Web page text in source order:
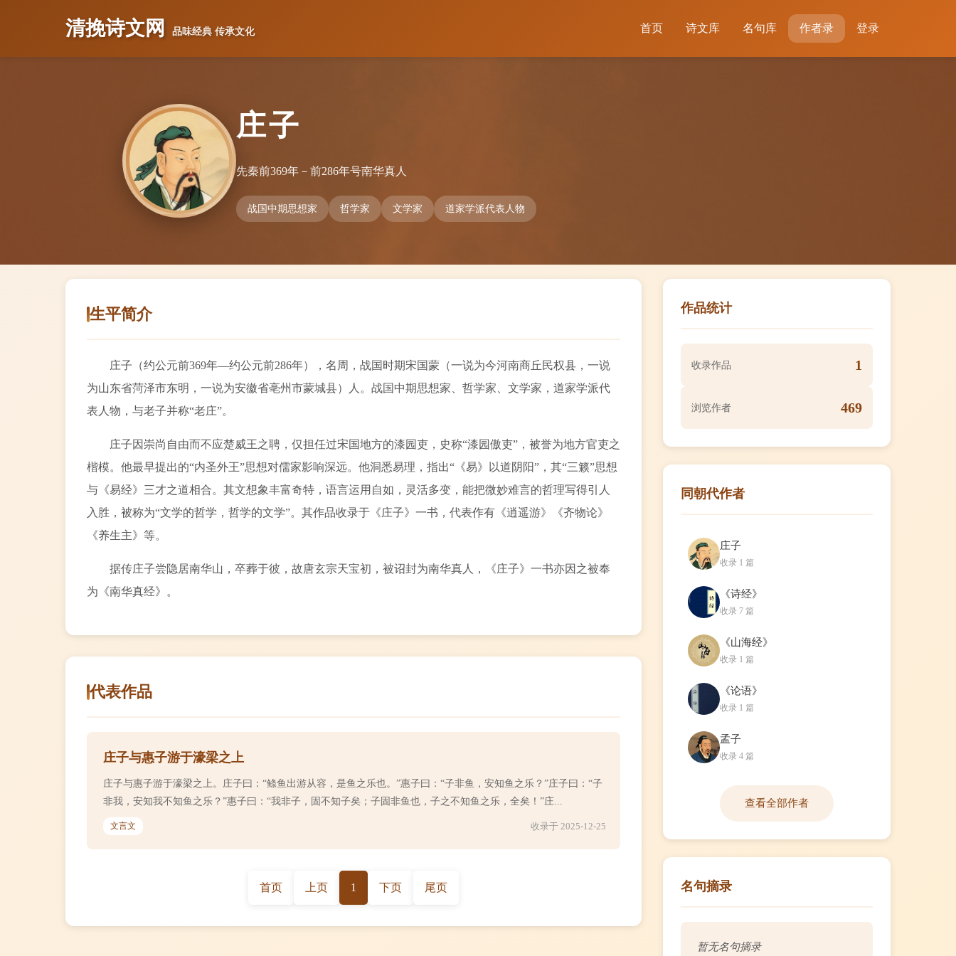
清挽诗文网 品味经典 传承文化 首页 诗文库 名句库 作者录 登录
庄子
先秦前369年－前286年号南华真人
战国中期思想家 哲学家 文学家 道家学派代表人物
生平简介
庄子（约公元前369年—约公元前286年），名周，战国时期宋国蒙（一说为今河南商丘民权县，一说
为山东省菏泽市东明，一说为安徽省亳州市蒙城县）人。战国中期思想家、哲学家、文学家，道家学派代
表人物，与老子并称“老庄”。
庄子因崇尚自由而不应楚威王之聘，仅担任过宋国地方的漆园吏，史称“漆园傲吏”，被誉为地方官吏之
楷模。他最早提出的“内圣外王”思想对儒家影响深远。他洞悉易理，指出“《易》以道阴阳”，其“三籁”思想
与《易经》三才之道相合。其文想象丰富奇特，语言运用自如，灵活多变，能把微妙难言的哲理写得引人
入胜，被称为“文学的哲学，哲学的文学”。其作品收录于《庄子》一书，代表作有《逍遥游》《齐物论》
《养生主》等。
据传庄子尝隐居南华山，卒葬于彼，故唐玄宗天宝初，被诏封为南华真人，《庄子》一书亦因之被奉
为《南华真经》。
代表作品
庄子与惠子游于濠梁之上
庄子与惠子游于濠梁之上。庄子曰：“鲦鱼出游从容，是鱼之乐也。”惠子曰：“子非鱼，安知鱼之乐？”庄子曰：“子
非我，安知我不知鱼之乐？”惠子曰：“我非子，固不知子矣；子固非鱼也，子之不知鱼之乐，全矣！”庄...
文言文 收录于 2025-12-25
首页 上页 1 下页 尾页
作品统计
收录作品 1
浏览作者 469
同朝代作者
庄子
收录 1 篇
《诗经》
收录 7 篇
《山海经》
收录 1 篇
《论语》
收录 1 篇
孟子
收录 4 篇
查看全部作者
名句摘录
暂无名句摘录